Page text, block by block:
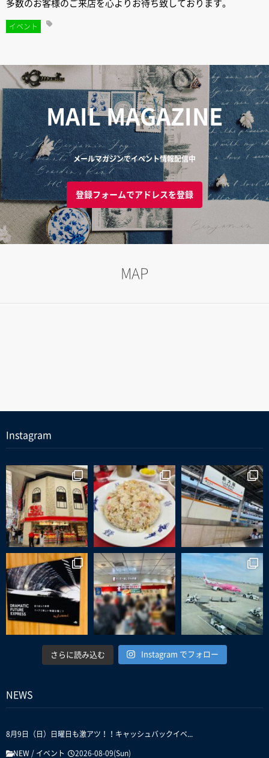
多数のお客様のご来店を心よりお待ち致しております。
イベント
MAIL MAGAZINE
メールマガジンでイベント情報配信中
登録フォームでアドレスを登録
MAP
Instagram
さらに読み込む Instagram でフォロー
NEWS
8月9日（日）日曜日も激アツ！！キャッシュバックイベ...
NEW / イベント 2026-08-09(Sun)